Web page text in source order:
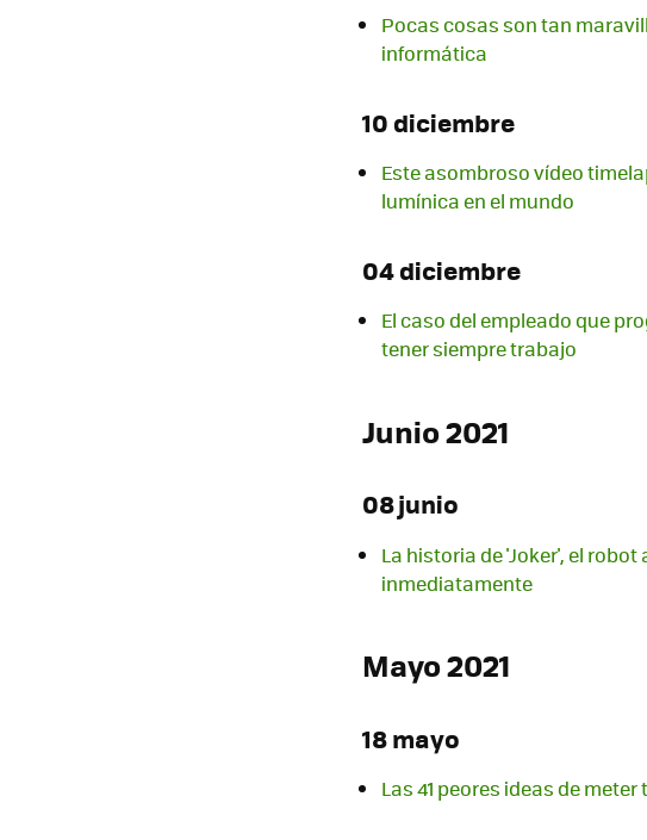
Pocas cosas son tan
informática
10 diciembre
Este asombroso vídeo
lumínica en el mundo
04 diciembre
El caso del empleado que
tener siempre trabajo
Junio 2021
08 junio
La historia de 'Joker', el
inmediatamente
Mayo 2021
18 mayo
Las 41 peores ideas de